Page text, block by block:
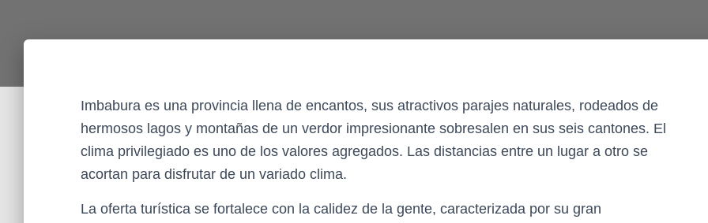
Imbabura es una provincia llena de encantos, sus atractivos parajes naturales, rodeados de
hermosos lagos y montañas de un verdor impresionante sobresalen en sus seis cantones. El
clima privilegiado es uno de los valores agregados. Las distancias entre un lugar a otro se
acortan para disfrutar de un variado clima.
La oferta turística se fortalece con la calidez de la gente, caracterizada por su gran